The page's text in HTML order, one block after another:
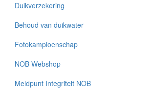
Duikverzekering
Behoud van duikwater
Fotokampioenschap
NOB Webshop
Meldpunt Integriteit NOB